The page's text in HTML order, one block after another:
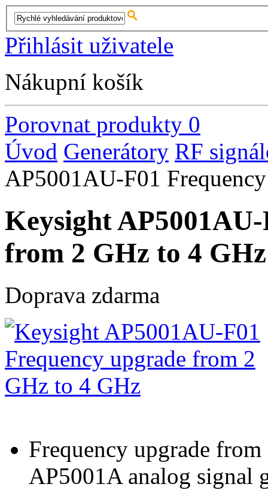
Přihlásit uživatele
Nákupní košík
Porovnat produkty 0
Úvod Generátory RF
AP5001AU-F01
Keysight
from 2 GHz to 4 GHz
Doprava zdarma
Frequency upgrade
AP5001A analog signal